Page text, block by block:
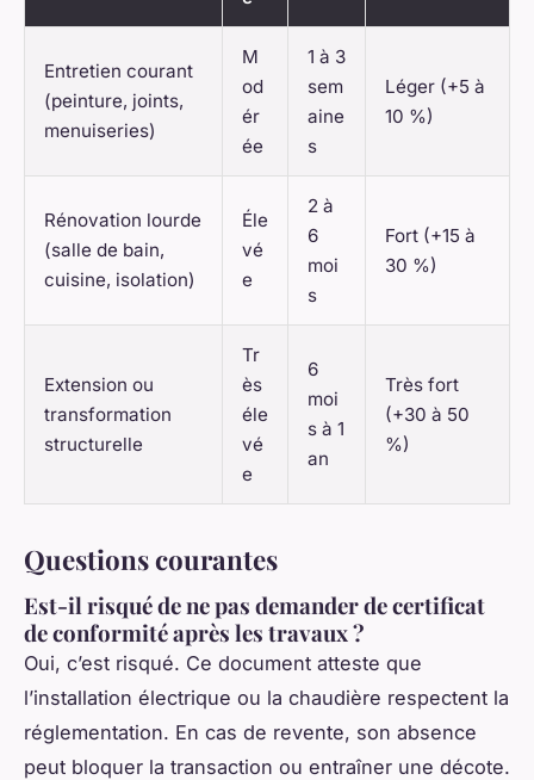
Entretien courant
(peinture, joints,
menuiseries)
M
od
ér
ée
1 à 3
sem
aine
s
Léger (+5 à
10 %)
Rénovation lourde
(salle de bain,
cuisine, isolation)
Éle
vé
e
2 à
6
moi
s
Fort (+15 à
30 %)
Extension ou
transformation
structurelle
Tr
ès
éle
vé
e
6
moi
s à 1
an
Très fort
(+30 à 50
%)
Questions courantes
Est-il risqué de ne pas demander de certificat
de conformité après les travaux ?
Oui, c’est risqué. Ce document atteste que
l’installation électrique ou la chaudière respectent la
réglementation. En cas de revente, son absence
peut bloquer la transaction ou entraîner une décote.